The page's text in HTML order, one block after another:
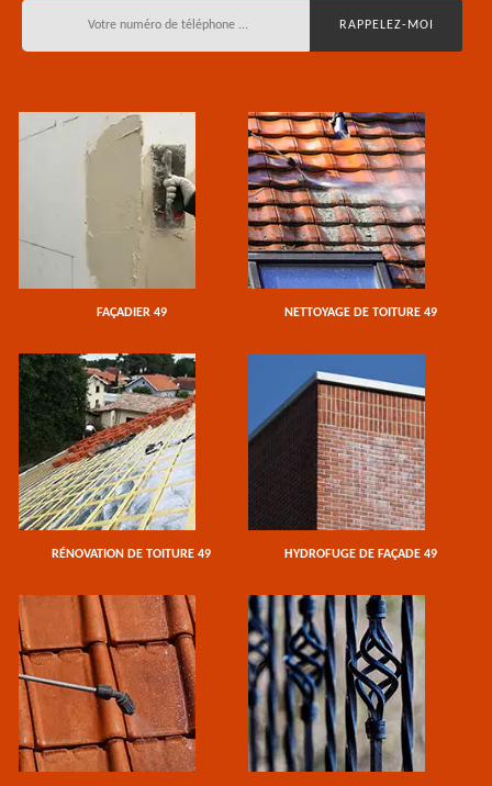
FAÇADIER 49 NETTOYAGE DE TOITURE 49
RÉNOVATION DE TOITURE 49 HYDROFUGE DE FAÇADE 49